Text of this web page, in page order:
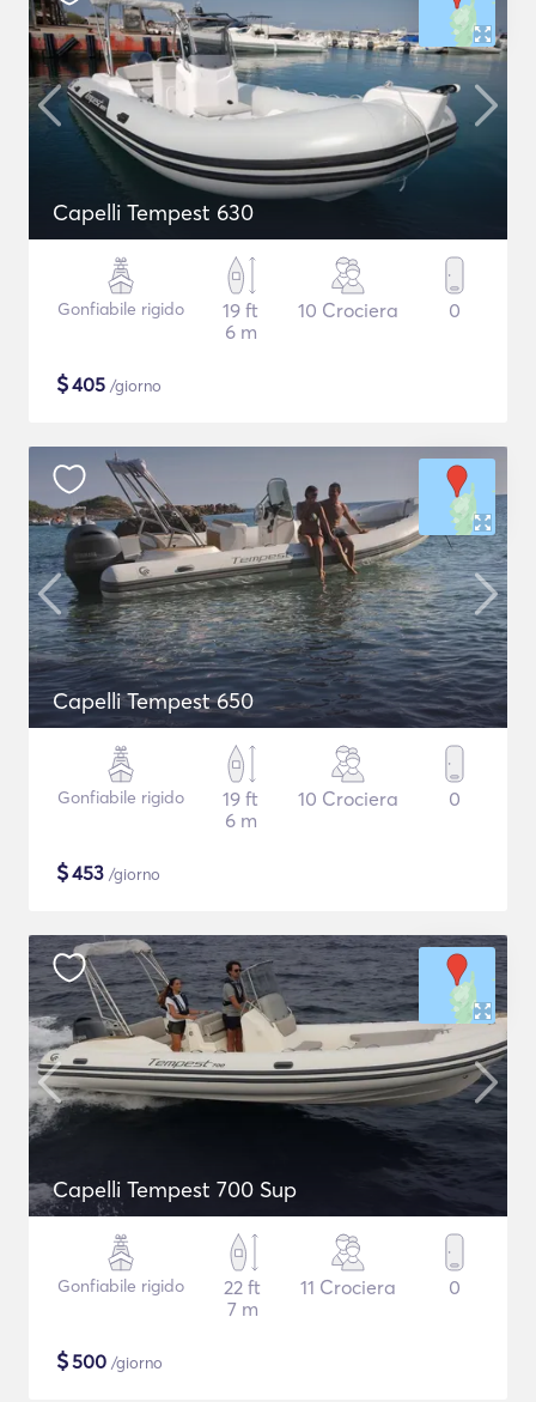
Capelli Tempest 630
Gonfiabile rigido
19 ft
6 m
10 Crociera 0
$405 /giorno
Capelli Tempest 650
Gonfiabile rigido
19 ft
6 m
10 Crociera 0
$453 /giorno
Capelli Tempest 700 Sup
Gonfiabile rigido
22 ft
7 m
11 Crociera 0
$500 /giorno